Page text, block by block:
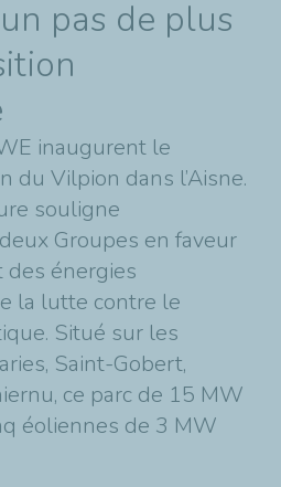
pas de plus
inaugurent le
du Vilpion dans l’Aisne.
souligne
Groupes en faveur
énergies
la lutte contre le
Situé sur les
Saint-Gobert,
ce parc de 15 MW
éoliennes de 3 MW